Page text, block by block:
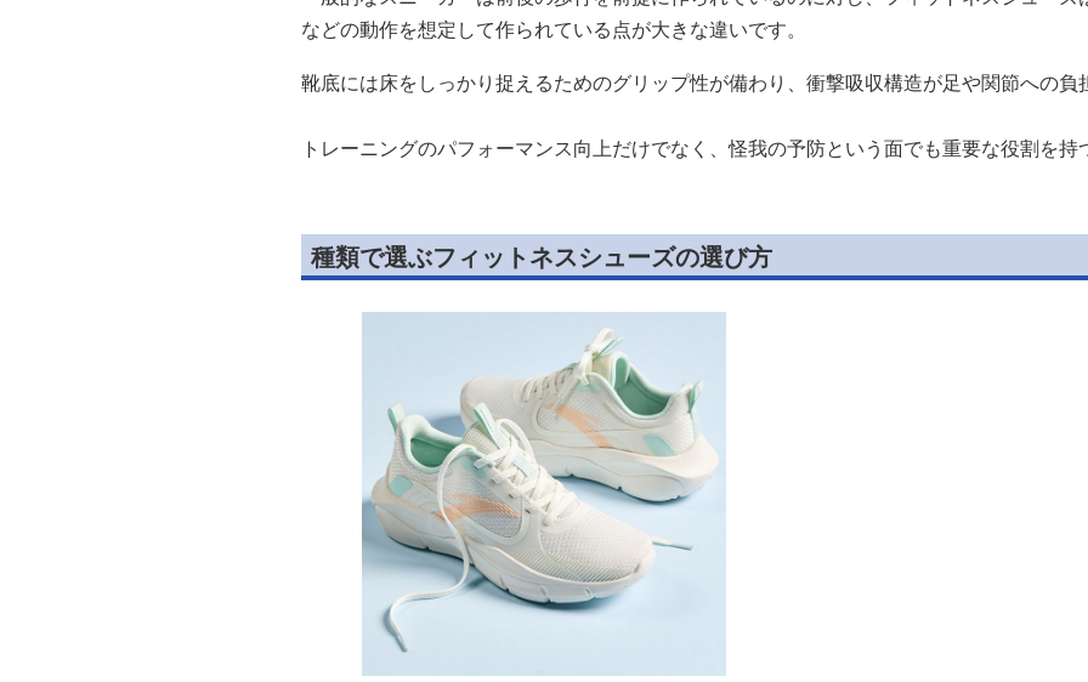
などの動作を想定して作られている点が大きな違いです。
靴底には床をしっかり捉えるためのグリップ性が備わり、衝撃吸収構造が足や関節への負
トレーニングのパフォーマンス向上だけでなく、怪我の予防という面でも重要な役割を持
種類で選ぶフィットネスシューズの選び方